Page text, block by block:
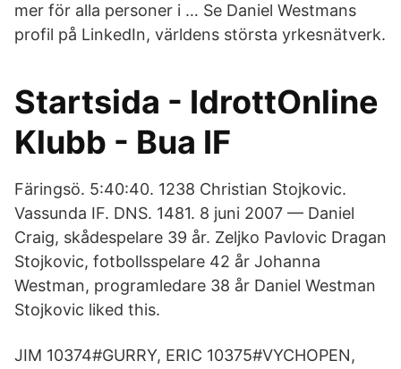
mer för alla personer i … Se Daniel Westmans
profil på LinkedIn, världens största yrkesnätverk.
Startsida - IdrottOnline
Klubb - Bua IF
Färingsö. 5:40:40. 1238 Christian Stojkovic.
Vassunda IF. DNS. 1481. 8 juni 2007 — Daniel
Craig, skådespelare 39 år. Zeljko Pavlovic Dragan
Stojkovic, fotbollsspelare 42 år Johanna
Westman, programledare 38 år Daniel Westman
Stojkovic liked this.
JIM 10374#GURRY, ERIC 10375#VYCHOPEN,